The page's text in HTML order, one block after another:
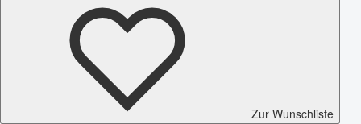
Zur Wunschliste